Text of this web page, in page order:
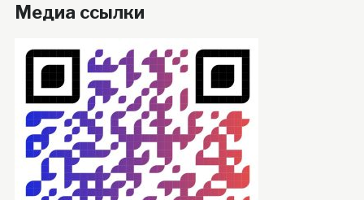
Медиа ссылки